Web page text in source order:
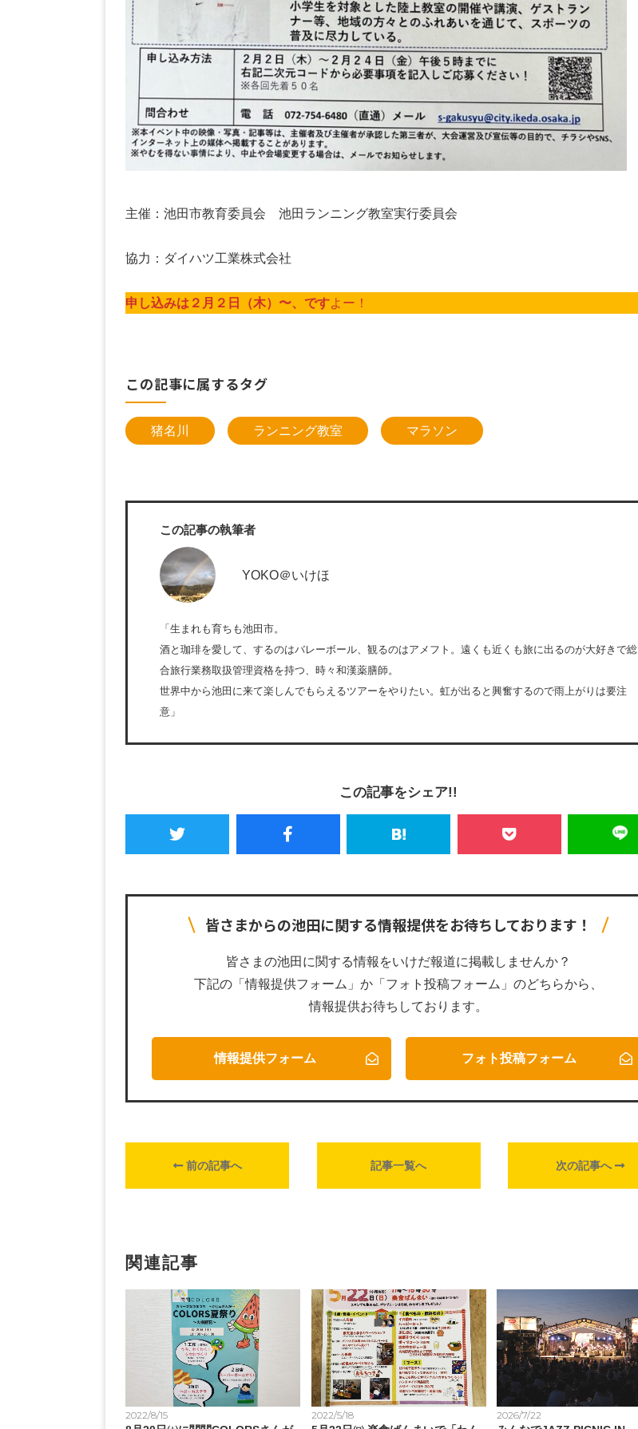
主催：池田市教育委員会 池田ランニング教室実行委員会
協力：ダイハツ工業株式会社
申し込みは２月２日（木）〜、ですよー！
この記事に属するタグ
猪名川 ランニング教室 マラソン
この記事の執筆者
YOKO＠いけほ
「生まれも育ちも池田市。
酒と珈琲を愛して、するのはバレーボール、観るのはアメフト。遠くも近くも旅に出るのが大好きで総
合旅行業務取扱管理資格を持つ、時々和漢薬膳師。
世界中から池田に来て楽しんでもらえるツアーをやりたい。虹が出ると興奮するので雨上がりは要注
意」
この記事をシェア!!
皆さまからの池田に関する情報提供をお待ちしております！
皆さまの池田に関する情報をいけだ報道に掲載しませんか？
下記の「情報提供フォーム」か「フォト投稿フォーム」のどちらから、
情報提供お待ちしております。
情報提供フォーム フォト投稿フォーム
前の記事へ 記事一覧へ 次の記事へ
関連記事
2022/8/15 2022/5/18 2026/7/22